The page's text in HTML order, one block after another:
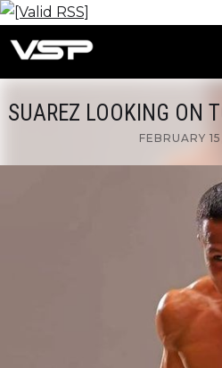
SUAREZ LOOKING ON
FEBRUARY